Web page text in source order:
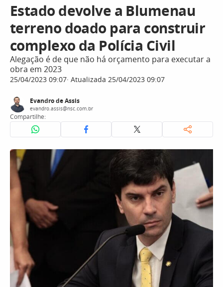
Estado devolve a Blumenau
terreno doado para construir
complexo da Polícia Civil
Alegação é de que não há orçamento para executar a
obra em 2023
25/04/2023 09:07 Atualizada 25/04/2023 09:07
Evandro de Assis
evandro.assis@nsc.com.br
Compartilhe: